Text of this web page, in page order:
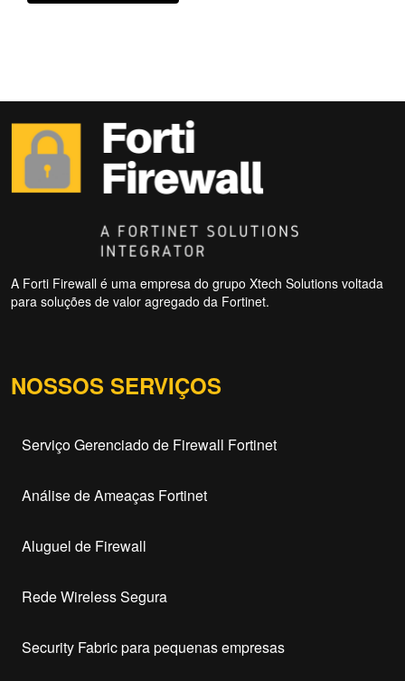
A Forti Firewall é uma empresa do grupo Xtech Solutions voltada
para soluções de valor agregado da Fortinet.
NOSSOS SERVIÇOS
Serviço Gerenciado de Firewall Fortinet
Análise de Ameaças Fortinet
Aluguel de Firewall
Rede Wireless Segura
Security Fabric para pequenas empresas